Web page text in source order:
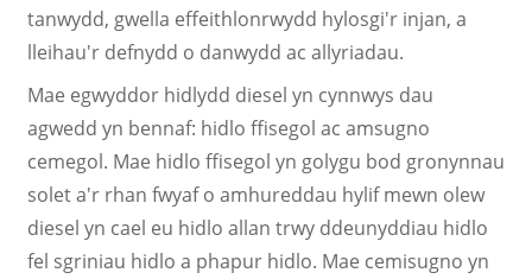
tanwydd, gwella effeithlonrwydd hylosgi'r injan, a
lleihau'r defnydd o danwydd ac allyriadau.
Mae egwyddor hidlydd diesel yn cynnwys dau
agwedd yn bennaf: hidlo ffisegol ac amsugno
cemegol. Mae hidlo ffisegol yn golygu bod gronynnau
solet a'r rhan fwyaf o amhureddau hylif mewn olew
diesel yn cael eu hidlo allan trwy ddeunyddiau hidlo
fel sgriniau hidlo a phapur hidlo. Mae cemisugno yn